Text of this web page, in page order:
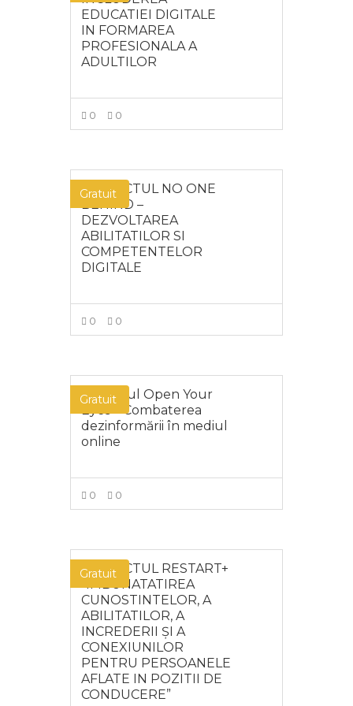
EDUCATIEI DIGITALE
IN FORMAREA
PROFESIONALA A
ADULTILOR
0 0
Gratuit
PROIECTUL NO ONE
BEHIND –
DEZVOLTAREA
ABILITATILOR SI
COMPETENTELOR
DIGITALE
0 0
Gratuit
Proiectul Open Your
Eyes – Combaterea
dezinformării în mediul
online
0 0
Gratuit
PROIECTUL RESTART+
“IMBUNATATIREA
CUNOSTINTELOR, A
ABILITATILOR, A
INCREDERII ȘI A
CONEXIUNILOR
PENTRU PERSOANELE
AFLATE IN POZITII DE
CONDUCERE”